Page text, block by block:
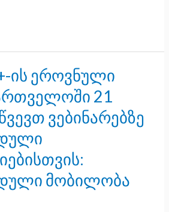
ის ეროვნული
21
ვებინარებზე
მობილობა